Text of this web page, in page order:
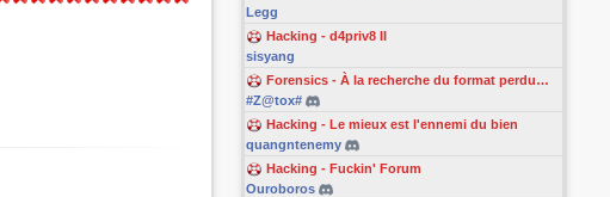
Legg
Hacking - d4priv8 II
sisyang
Forensics - À la recherche du format perdu…
#Z@tox#
Hacking - Le mieux est l'ennemi du bien
quangntenemy
Hacking - Fuckin' Forum
Ouroboros